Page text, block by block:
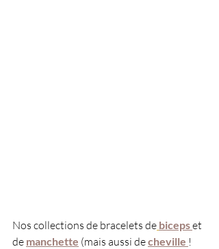
Nos collections de bracelets de bicepset
de manchette (mais aussi decheville !